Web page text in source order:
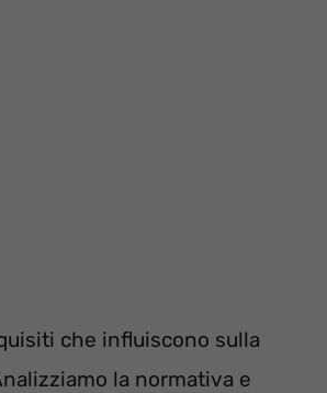
che influiscono sulla
la normativa e